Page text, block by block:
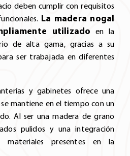
deben cumplir con requisitos
La madera nogal
utilizado en la
de alta gama, gracias a su
ser trabajada en diferentes
y gabinetes ofrece una
mantiene en el tiempo con un
Al ser una madera de grano
pulidos y una integración
materiales presentes en la